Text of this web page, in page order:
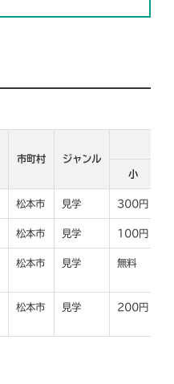
市町村 ジャンル
小
松本市 見学 300円
松本市 見学 100円
松本市 見学 無料
松本市 見学 200円